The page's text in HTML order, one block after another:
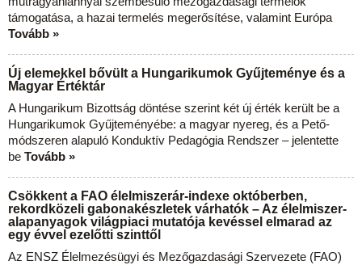
támogatása, a hazai termelés megerősítése, valamint Európa
Tovább »
Új elemekkel bővült a Hungarikumok Gyűjteménye és a
Magyar Értéktár
A Hungarikum Bizottság döntése szerint két új érték került be a
Hungarikumok Gyűjteményébe: a magyar nyereg, és a Pető-
módszeren alapuló Konduktív Pedagógia Rendszer – jelentette
be Tovább »
Csökkent a FAO élelmiszerár-indexe októberben,
rekordközeli gabonakészletek várhatók – Az élelmiszer-
alapanyagok világpiaci mutatója kevéssel elmarad az
egy évvel ezelőtti szinttől
Az ENSZ Élelmezésügyi és Mezőgazdasági Szervezete (FAO)